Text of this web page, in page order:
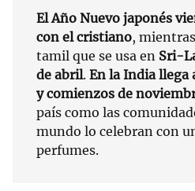
El Año Nuevo japonés
con el cristiano,
tamil que se usa en Sri-
de abril. En la India llega
y comienzos de
país como las
mundo lo celebran con
perfumes.